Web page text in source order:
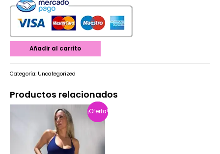
Añadir al carrito
Categoría: Uncategorized
Productos relacionados
¡Oferta!
¡Oferta!